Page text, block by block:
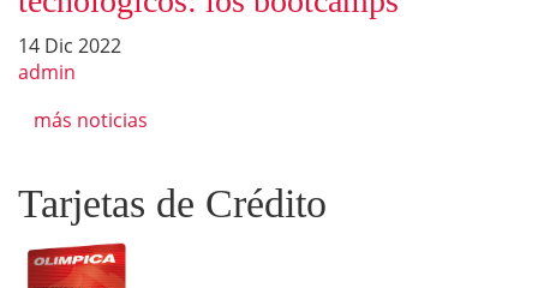
14 Dic 2022
admin
más noticias
Tarjetas de Crédito